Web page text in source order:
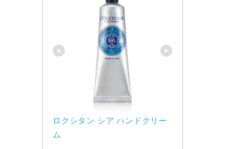
ロクシタン シア ハンドクリー
ム